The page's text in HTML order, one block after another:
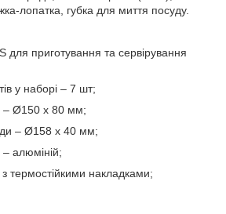
лопатка, губка для миття посуду.
для приготування та сервірування
у наборі – 7 шт;
– Ø150 х 80 мм;
– Ø158 х 40 мм;
алюміній;
з термостійкими накладками;